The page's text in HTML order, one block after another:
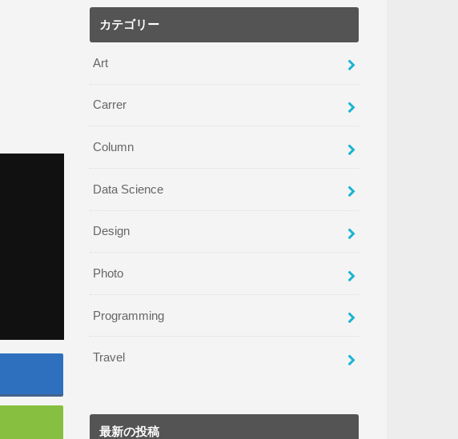
カテゴリー
Art
Carrer
Column
Data Science
Design
Photo
Programming
Travel
最新の投稿